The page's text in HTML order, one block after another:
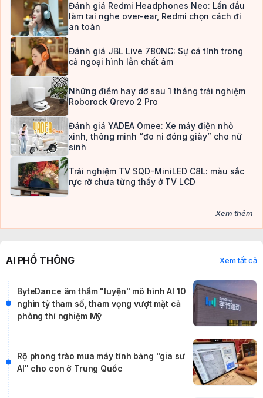
Đánh giá Redmi Headphones Neo: Lần đầu
làm tai nghe over-ear, Redmi chọn cách đi
an toàn
Đánh giá JBL Live 780NC: Sự cá tính trong
cả ngoại hình lẫn chất âm
Những điểm hay dở sau 1 tháng trải nghiệm
Roborock Qrevo 2 Pro
Đánh giá YADEA Omee: Xe máy điện nhỏ
xinh, thông minh “đo ni đóng giày” cho nữ
sinh
Trải nghiệm TV SQD-MiniLED C8L: màu sắc
rực rỡ chưa từng thấy ở TV LCD
Xem thêm
AI PHỔ THÔNG Xem tất cả
ByteDance âm thầm "luyện" mô hình AI 10
nghìn tỷ tham số, tham vọng vượt mặt cả
phòng thí nghiệm Mỹ
Rộ phong trào mua máy tính bảng "gia sư
AI" cho con ở Trung Quốc